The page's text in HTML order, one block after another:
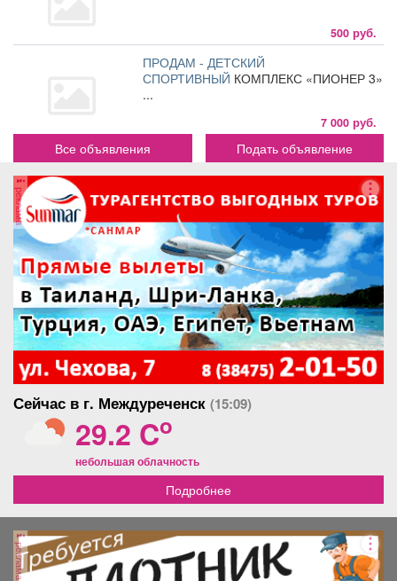
500 руб.
ПРОДАМ - ДЕТСКИЙ
СПОРТИВНЫЙ КОМПЛЕКС «ПИОНЕР 3»
...
7 000 руб.
Все объявления Подать объявление
реклама
Сейчас в г. Междуреченск (15:09)
29.2 Co
небольшая облачность
Подробнее
реклама